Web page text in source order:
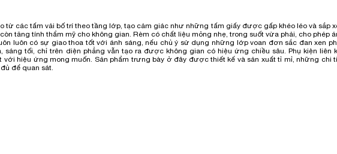
từ các tấm vải bố trí theo tầng lớp, tạo cảm giác như những tấm giấy được gấp khéo léo và sắp
tăng tính thẩm mỹ cho không gian. Rèm có chất liệu mỏng nhẹ, trong suốt vừa phải, cho phép
luôn có sự giao thoa tốt với ánh sáng, nếu chủ ý sử dụng những lớp voan đơn sắc đan xen
tối, chỉ trên diện phẳng vẫn tạo ra được không gian có hiệu ứng chiều sâu. Phụ kiện liên
hiệu ứng mong muốn. Sản phẩm trưng bày ở đây được thiết kế và sản xuất tỉ mỉ, những chi
để quan sát.